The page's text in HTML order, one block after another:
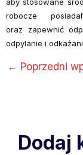
robocze
oraz zapewnić
odpylanie i
← Poprzedni
Dodaj